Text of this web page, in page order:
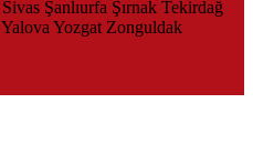
Sivas Şanlıurfa Şırnak Tekirdağ
Yalova Yozgat Zonguldak